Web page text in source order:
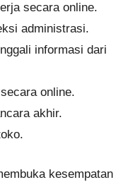
secara online.
administrasi.
informasi dari
online.
akhir.
kesempatan